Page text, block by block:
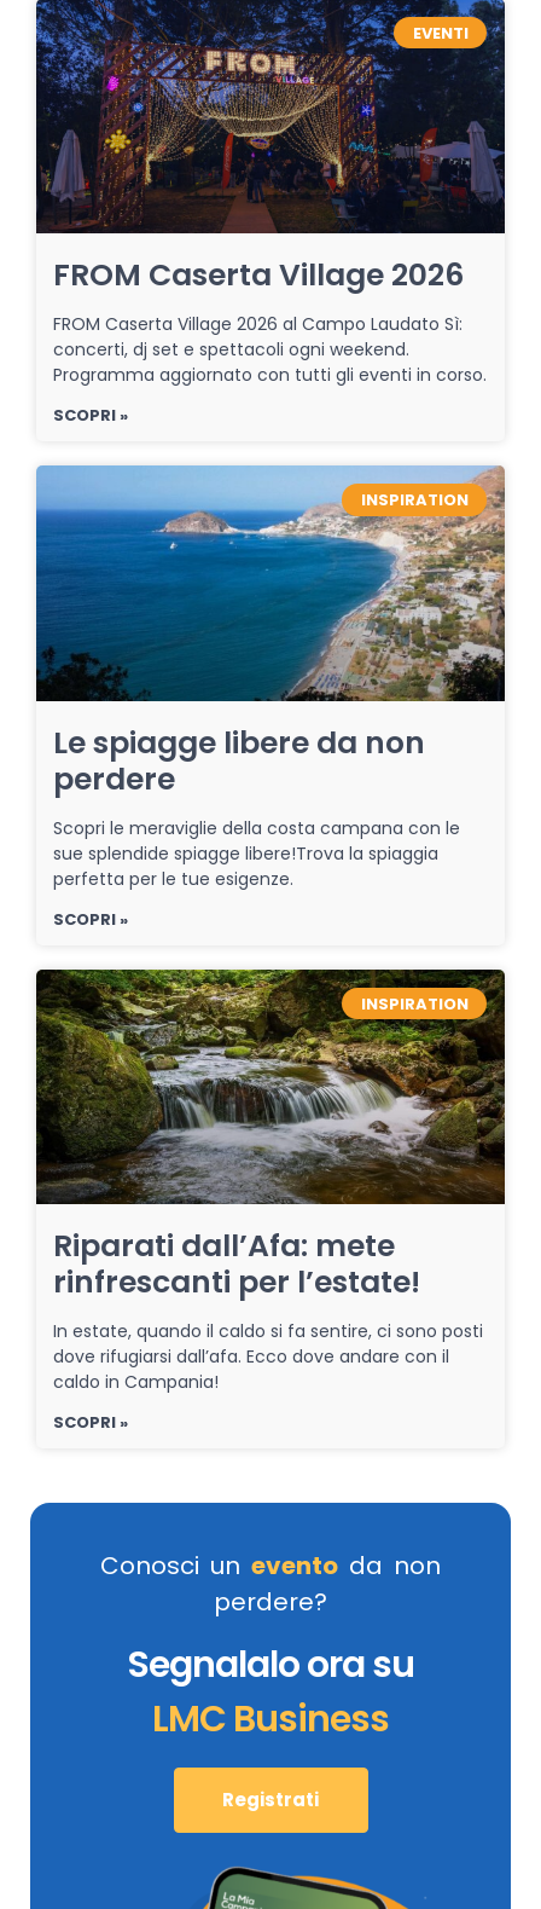
EVENTI
FROM Caserta Village 2026
FROM Caserta Village 2026 al Campo Laudato Sì:
concerti, dj set e spettacoli ogni weekend.
Programma aggiornato con tutti gli eventi in corso.
SCOPRI »
INSPIRATION
Le spiagge libere da non
perdere
Scopri le meraviglie della costa campana con le
sue splendide spiagge libere!Trova la spiaggia
perfetta per le tue esigenze.
SCOPRI »
INSPIRATION
Riparati dall’Afa: mete
rinfrescanti per l’estate!
In estate, quando il caldo si fa sentire, ci sono posti
dove rifugiarsi dall’afa. Ecco dove andare con il
caldo in Campania!
SCOPRI »
Conosci un evento da non
perdere?
Segnalalo ora su
LMC Business
Registrati